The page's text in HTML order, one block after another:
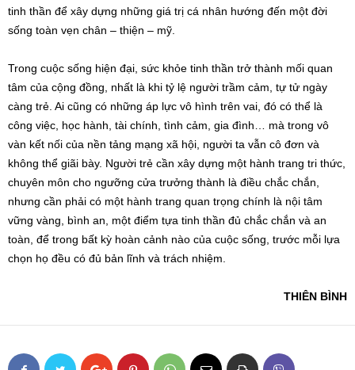
tinh thần để xây dựng những giá trị cá nhân hướng đến một đời
sống toàn vẹn chân – thiện – mỹ.
Trong cuộc sống hiện đại, sức khỏe tinh thần trở thành mối quan
tâm của cộng đồng, nhất là khi tỷ lệ người trầm cảm, tự tử ngày
càng trẻ. Ai cũng có những áp lực vô hình trên vai, đó có thể là
công việc, học hành, tài chính, tình cảm, gia đình… mà trong vô
vàn kết nối của nền tảng mạng xã hội, người ta vẫn cô đơn và
không thể giãi bày. Người trẻ cần xây dựng một hành trang tri thức,
chuyên môn cho ngưỡng cửa trưởng thành là điều chắc chắn,
nhưng cần phải có một hành trang quan trọng chính là nội tâm
vững vàng, bình an, một điểm tựa tinh thần đủ chắc chắn và an
toàn, để trong bất kỳ hoàn cảnh nào của cuộc sống, trước mỗi lựa
chọn họ đều có đủ bản lĩnh và trách nhiệm.
THIÊN BÌNH